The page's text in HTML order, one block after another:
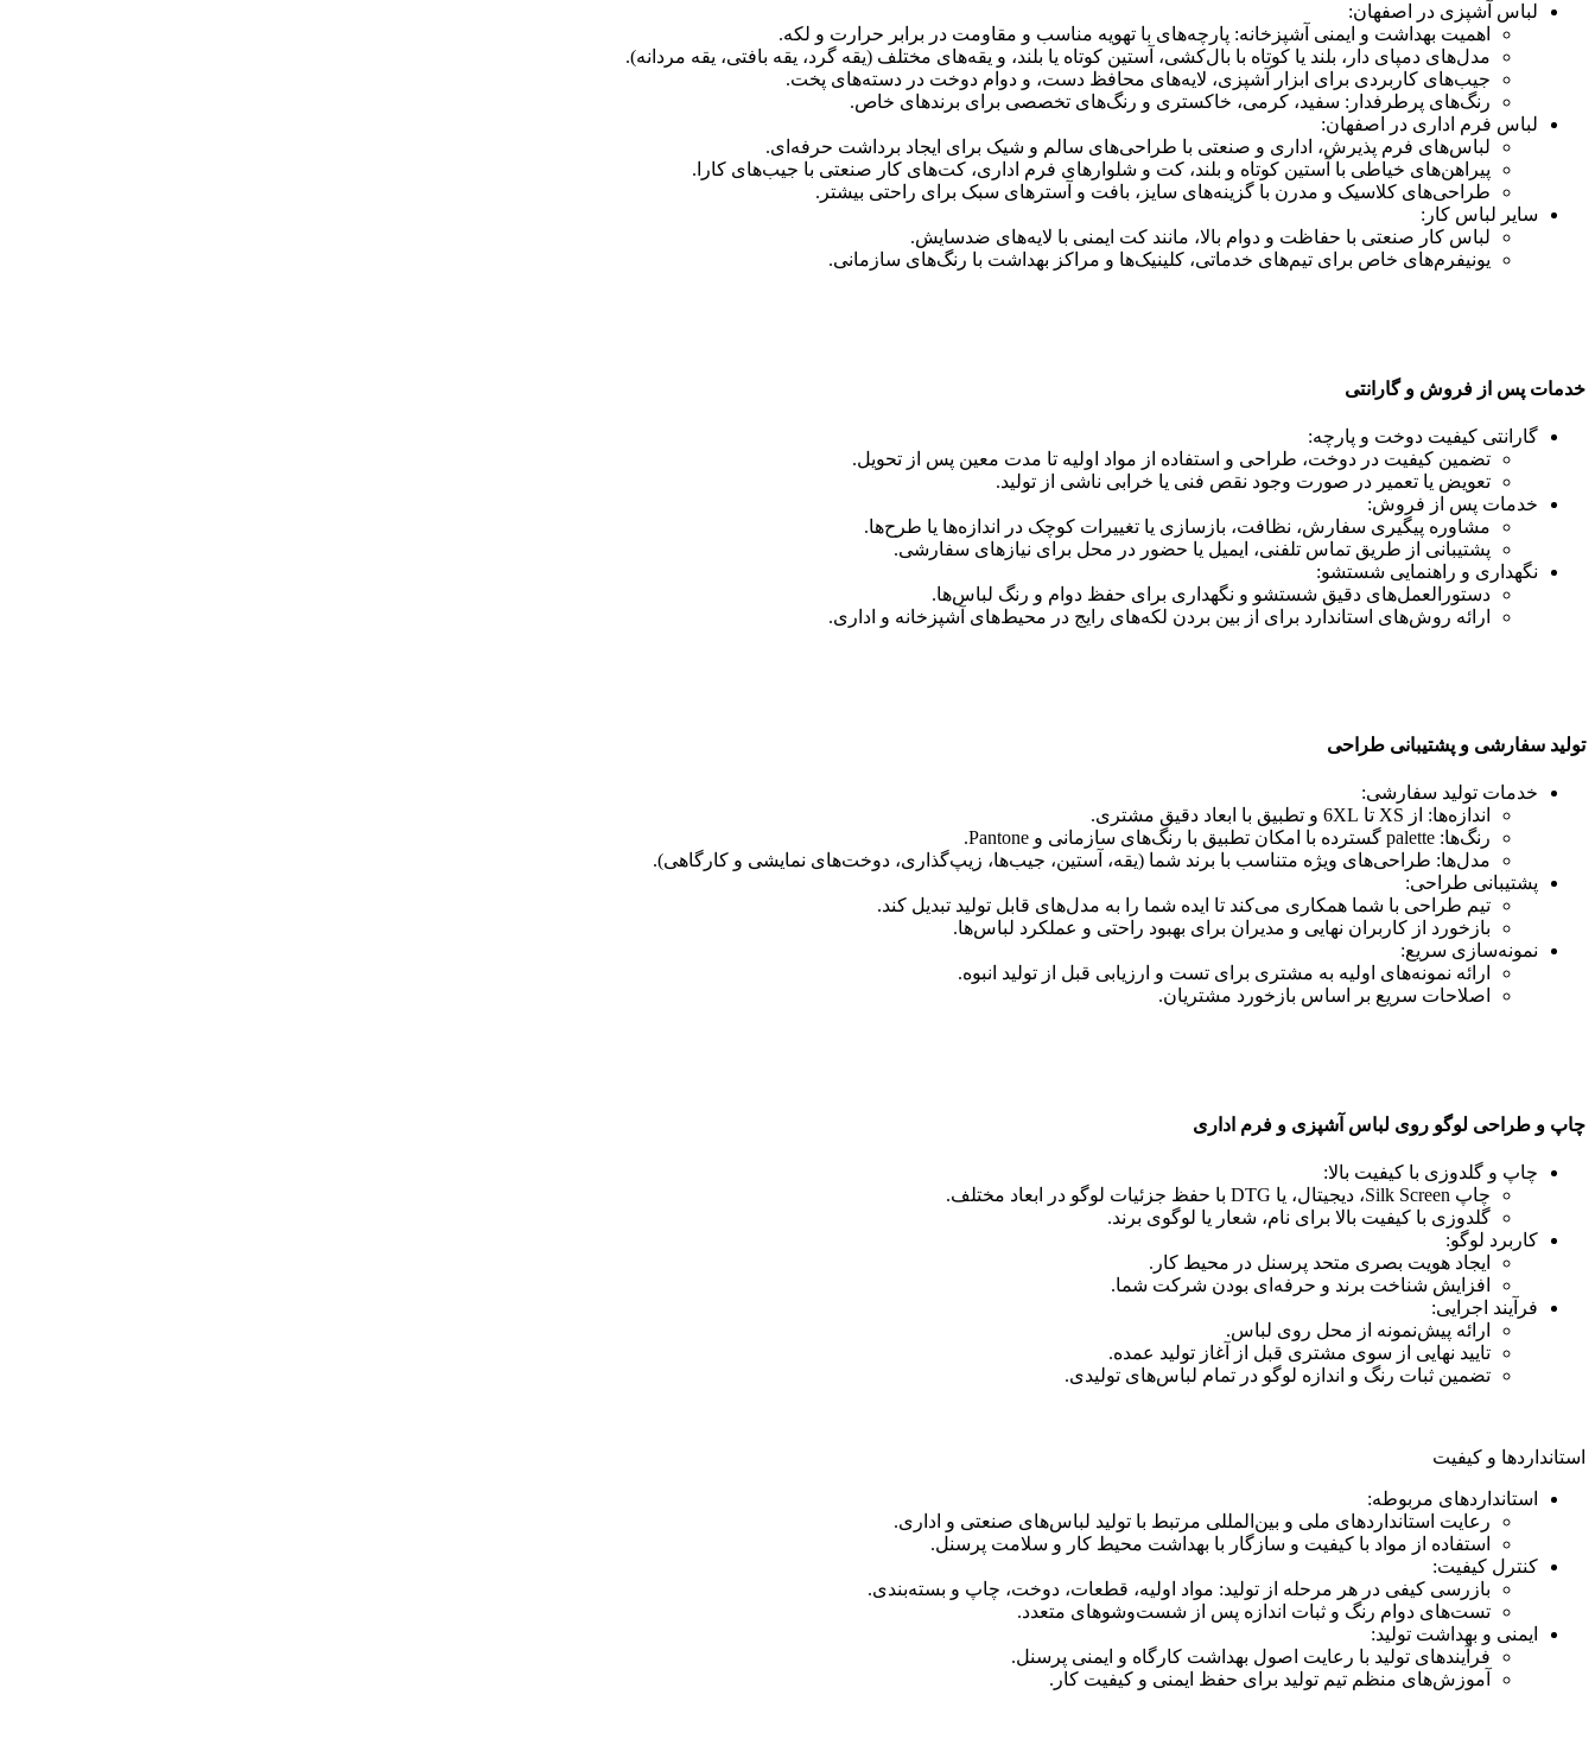
لباس آشپزی در اصفهان:
اهمیت بهداشت و ایمنی آشپزخانه: پارچه‌های با تهویه مناسب و مقاومت در برابر حرارت و لکه.
مدل‌های دمپای دار، بلند یا کوتاه با بال‌کشی، آستین کوتاه یا بلند، و یقه‌های مختلف (یقه گرد، یقه بافتی، یقه مردانه).
جیب‌های کاربردی برای ابزار آشپزی، لایه‌های محافظ دست، و دوام دوخت در دسته‌های پخت.
رنگ‌های پرطرفدار: سفید، کرمی، خاکستری و رنگ‌های تخصصی برای برندهای خاص.
لباس فرم اداری در اصفهان:
لباس‌های فرم پذیرش، اداری و صنعتی با طراحی‌های سالم و شیک برای ایجاد برداشت حرفه‌ای.
پیراهن‌های خیاطی با آستین کوتاه و بلند، کت و شلوارهای فرم اداری، کت‌های کار صنعتی با جیب‌های کارا.
طراحی‌های کلاسیک و مدرن با گزینه‌های سایز، بافت و آسترهای سبک برای راحتی بیشتر.
سایر لباس کار:
لباس کار صنعتی با حفاظت و دوام بالا، مانند کت ایمنی با لایه‌های ضدسایش.
یونیفرم‌های خاص برای تیم‌های خدماتی، کلینیک‌ها و مراکز بهداشت با رنگ‌های سازمانی.
خدمات پس از فروش و گارانتی
گارانتی کیفیت دوخت و پارچه:
تضمین کیفیت در دوخت، طراحی و استفاده از مواد اولیه تا مدت معین پس از تحویل.
تعویض یا تعمیر در صورت وجود نقص فنی یا خرابی ناشی از تولید.
خدمات پس از فروش:
مشاوره پیگیری سفارش، نظافت، بازسازی یا تغییرات کوچک در اندازه‌ها یا طرح‌ها.
پشتیبانی از طریق تماس تلفنی، ایمیل یا حضور در محل برای نیازهای سفارشی.
نگهداری و راهنمایی شستشو:
دستورالعمل‌های دقیق شستشو و نگهداری برای حفظ دوام و رنگ لباس‌ها.
ارائه روش‌های استاندارد برای از بین بردن لکه‌های رایج در محیط‌های آشپزخانه و اداری.
تولید سفارشی و پشتیبانی طراحی
خدمات تولید سفارشی:
اندازه‌ها: از XS تا 6XL و تطبیق با ابعاد دقیق مشتری.
رنگ‌ها: palette گسترده با امکان تطبیق با رنگ‌های سازمانی و Pantone.
مدل‌ها: طراحی‌های ویژه متناسب با برند شما (یقه، آستین، جیب‌ها، زیپ‌گذاری، دوخت‌های نمایشی و کارگاهی).
پشتیبانی طراحی:
تیم طراحی با شما همکاری می‌کند تا ایده شما را به مدل‌های قابل تولید تبدیل کند.
بازخورد از کاربران نهایی و مدیران برای بهبود راحتی و عملکرد لباس‌ها.
نمونه‌سازی سریع:
ارائه نمونه‌های اولیه به مشتری برای تست و ارزیابی قبل از تولید انبوه.
اصلاحات سریع بر اساس بازخورد مشتریان.
چاپ و طراحی لوگو روی لباس آشپزی و فرم اداری
چاپ و گلدوزی با کیفیت بالا:
چاپ Silk Screen، دیجیتال، یا DTG با حفظ جزئیات لوگو در ابعاد مختلف.
گلدوزی با کیفیت بالا برای نام، شعار یا لوگوی برند.
کاربرد لوگو:
ایجاد هویت بصری متحد پرسنل در محیط کار.
افزایش شناخت برند و حرفه‌ای بودن شرکت شما.
فرآیند اجرایی:
ارائه پیش‌نمونه از محل روی لباس.
تایید نهایی از سوی مشتری قبل از آغاز تولید عمده.
تضمین ثبات رنگ و اندازه لوگو در تمام لباس‌های تولیدی.
استانداردها و کیفیت
استانداردهای مربوطه:
رعایت استانداردهای ملی و بین‌المللی مرتبط با تولید لباس‌های صنعتی و اداری.
استفاده از مواد با کیفیت و سازگار با بهداشت محیط کار و سلامت پرسنل.
کنترل کیفیت:
بازرسی کیفی در هر مرحله از تولید: مواد اولیه، قطعات، دوخت، چاپ و بسته‌بندی.
تست‌های دوام رنگ و ثبات اندازه پس از شست‌وشوهای متعدد.
ایمنی و بهداشت تولید:
فرآیندهای تولید با رعایت اصول بهداشت کارگاه و ایمنی پرسنل.
آموزش‌های منظم تیم تولید برای حفظ ایمنی و کیفیت کار.